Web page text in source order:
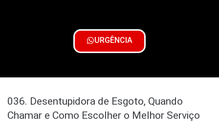
URGÊNCIA
036. Desentupidora de Esgoto, Quando
Chamar e Como Escolher o Melhor Serviço